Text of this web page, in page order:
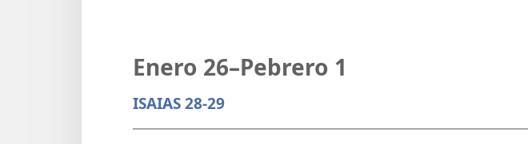
Enero 26–Pebrero 1
ISAIAS 28-29